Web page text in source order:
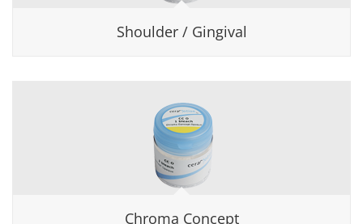
Shoulder / Gingival
Chroma Concept